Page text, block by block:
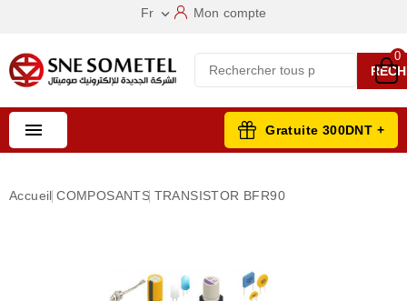
Fr  Mon compte
0
 Gratuite 300DNT +
Accueil COMPOSANTS TRANSISTOR BFR90